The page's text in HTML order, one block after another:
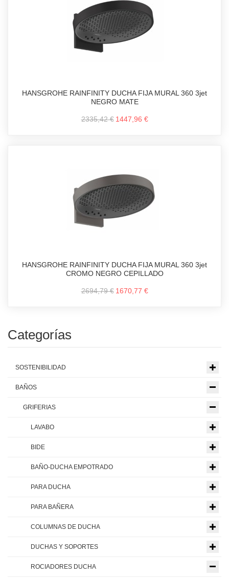
HANSGROHE RAINFINITY DUCHA FIJA MURAL 360 3jet
NEGRO MATE
2335,42 € 1447,96 €
HANSGROHE RAINFINITY DUCHA FIJA MURAL 360 3jet
CROMO NEGRO CEPILLADO
2694,79 € 1670,77 €
Categorías
SOSTENIBILIDAD
BAÑOS
GRIFERIAS
LAVABO
BIDE
BAÑO-DUCHA EMPOTRADO
PARA DUCHA
PARA BAÑERA
COLUMNAS DE DUCHA
DUCHAS Y SOPORTES
ROCIADORES DUCHA